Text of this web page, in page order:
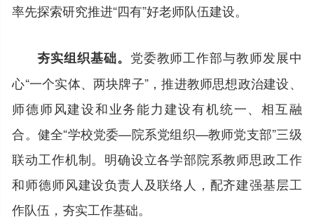
率先探索研究推进“四有”好老师队伍建设。
夯实组织基础。 党委教师工作部与教师发展中
心“一个实体、两块牌子”，推进教师思想政治建设、
师德师风建设和业务能力建设有机统一、相互融
合。健全“学校党委—院系党组织—教师党支部”三级
联动工作机制。明确设立各学部院系教师思政工作
和师德师风建设负责人及联络人，配齐建强基层工
作队伍，夯实工作基础。